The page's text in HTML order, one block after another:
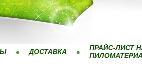
ДОСТАВКА
ПРАЙС-ЛИСТ